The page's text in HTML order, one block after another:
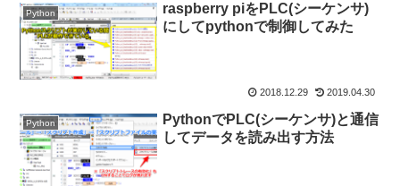
Python
raspberry piをPLC(シーケンサ)
にしてpythonで制御してみた
2018.12.29 2019.04.30
Python
PythonでPLC(シーケンサ)と通信
してデータを読み出す方法